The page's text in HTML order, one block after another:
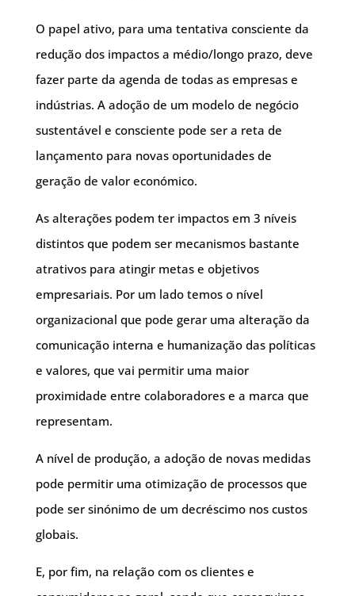
O papel ativo, para uma tentativa consciente da
redução dos impactos a médio/longo prazo, deve
fazer parte da agenda de todas as empresas e
indústrias. A adoção de um modelo de negócio
sustentável e consciente pode ser a reta de
lançamento para novas oportunidades de
geração de valor económico.
As alterações podem ter impactos em 3 níveis
distintos que podem ser mecanismos bastante
atrativos para atingir metas e objetivos
empresariais. Por um lado temos o nível
organizacional que pode gerar uma alteração da
comunicação interna e humanização das políticas
e valores, que vai permitir uma maior
proximidade entre colaboradores e a marca que
representam.
A nível de produção, a adoção de novas medidas
pode permitir uma otimização de processos que
pode ser sinónimo de um decréscimo nos custos
globais.
E, por fim, na relação com os clientes e